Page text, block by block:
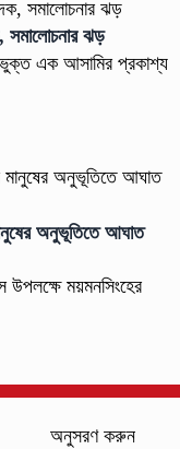
সমালোচনার ঝড়
এক আসামির প্রকাশ্য
অনুভূতিতে আঘাত
ময়মনসিংহের
অনুসরণ করুন